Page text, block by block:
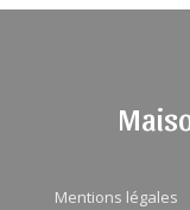
Mentions légales